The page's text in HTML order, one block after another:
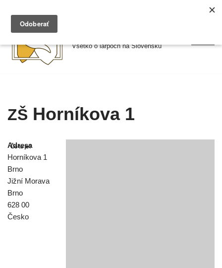
Preskočiť
Všetko o larpoch na Slovensku
ZŠ Horníkova 1
Adresa
Horníkova 1
Brno
Jižní Morava
Brno
628 00
Česko